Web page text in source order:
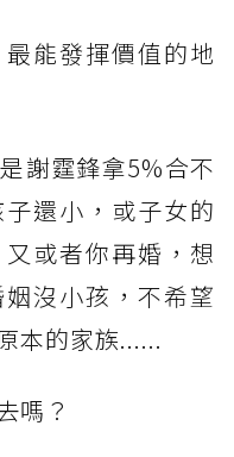
能發揮價值的地
謝霆鋒拿5%合不
還小，或子女的
或者你再婚，想
沒小孩，不希望
本的家族......
嗎？